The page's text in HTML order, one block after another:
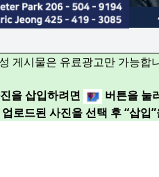
게시물은 유료광고만 가능합
을 삽입하려면
버튼을 눌
로드된 사진을 선택 후 “삽입